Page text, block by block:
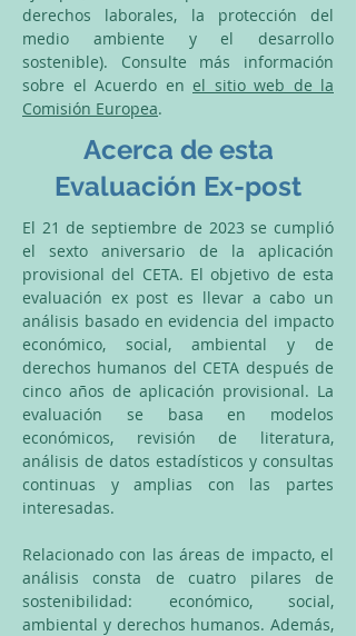
derechos laborales, la protección del
medio ambiente y el desarrollo
sostenible). Consulte más información
sobre el Acuerdo en el sitio web de la
Comisión Europea.​
Acerca de esta
Evaluación Ex-post
El 21 de septiembre de 2023 se cumplió
el sexto aniversario de la aplicación
provisional del CETA. El objetivo de esta
evaluación ex post es llevar a cabo un
análisis basado en evidencia del impacto
económico, social, ambiental y de
derechos humanos del CETA después de
cinco años de aplicación provisional. La
evaluación se basa en modelos
económicos, revisión de literatura,
análisis de datos estadísticos y consultas
continuas y amplias con las partes
interesadas.
Relacionado con las áreas de impacto, el
análisis consta de cuatro pilares de
sostenibilidad: económico, social,
ambiental y derechos humanos. Además,